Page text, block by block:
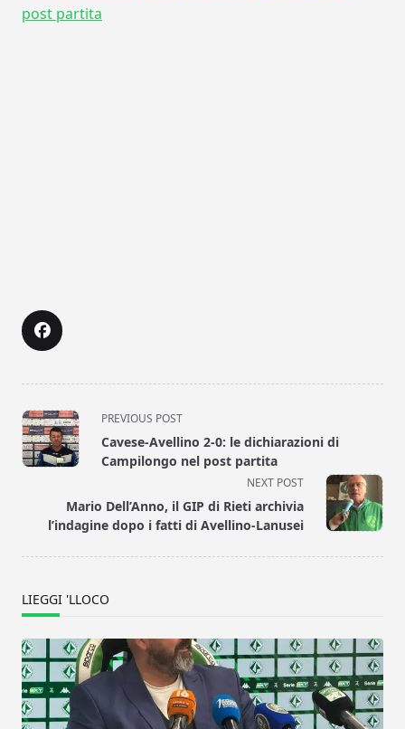
post partita
<span
class="nav-
subtitle
reader-
text">Page</span>
PREVIOUS POST
Cavese-Avellino 2-0: le dichiarazioni di
Campilongo nel post partita
NEXT POST
Mario Dell’Anno, il GIP di Rieti archivia
l’indagine dopo i fatti di Avellino-Lanusei
LIEGGI 'LLOCO